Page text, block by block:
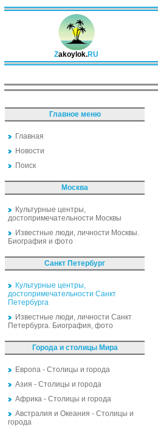
Zakoylok.RU
Главное меню
Главная
Новости
Поиск
Москва
Культурные центры,
достопримечательности Москвы
Известные люди, личности Москвы.
Биография и фото
Санкт Петербург
Культурные центры,
достопримечательности Санкт
Петербурга
Известные люди, личности Санкт
Петербурга. Биография, фото
Города и столицы Мира
Европа - Столицы и города
Азия - Столицы и города
Африка - Столицы и города
Австралия и Океания - Столицы и
города